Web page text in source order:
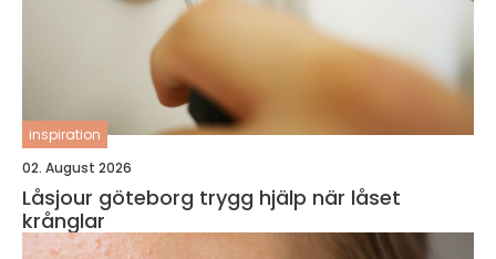
inspiration
02. August 2026
Låsjour göteborg trygg hjälp när låset
krånglar